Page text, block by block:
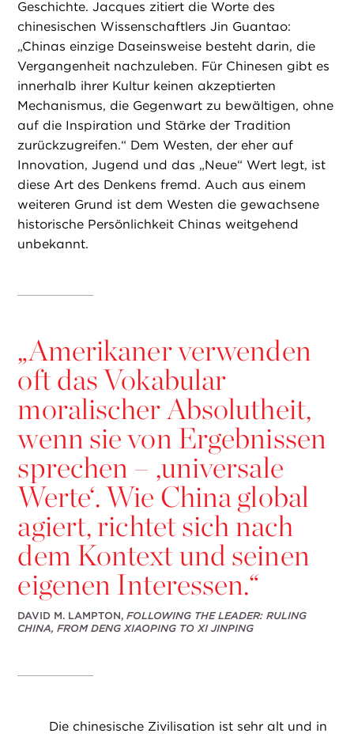
Geschichte. Jacques zitiert die Worte des
chinesischen Wissenschaftlers Jin Guantao:
„Chinas einzige Daseinsweise besteht darin, die
Vergangenheit nachzuleben. Für Chinesen gibt es
innerhalb ihrer Kultur keinen akzeptierten
Mechanismus, die Gegenwart zu bewältigen, ohne
auf die Inspiration und Stärke der Tradition
zurückzugreifen.“ Dem Westen, der eher auf
Innovation, Jugend und das „Neue“ Wert legt, ist
diese Art des Denkens fremd. Auch aus einem
weiteren Grund ist dem Westen die gewachsene
historische Persönlichkeit Chinas weitgehend
unbekannt.
„Amerikaner verwenden
oft das Vokabular
moralischer Absolutheit,
wenn sie von Ergebnissen
sprechen – ,universale
Werte‘. Wie China global
agiert, richtet sich nach
dem Kontext und seinen
eigenen Interessen.“
DAVID M. LAMPTON,FOLLOWING THE LEADER: RULING
CHINA, FROM DENG XIAOPING TO XI JINPING
Die chinesische Zivilisation ist sehr alt und in